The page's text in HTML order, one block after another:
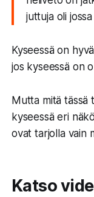
juttuja oli
Kyseessä on
jos kyseessä on
Mutta mitä tässä
kyseessä eri
ovat tarjolla vain
Katso